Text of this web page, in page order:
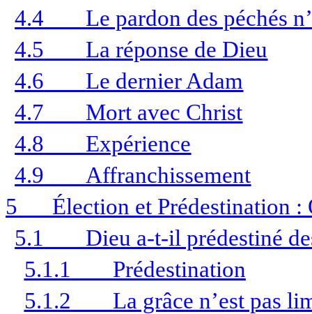
4.4
Le pardon des péchés
4.5
La réponse de Dieu
4.6
Le dernier Adam
4.7
Mort avec Christ
4.8
Expérience
4.9
Affranchissement
5
Élection et Prédestination :
5.1
Dieu a-t-il prédestiné
5.1.1
Prédestination
5.1.2
La grâce n’est pas